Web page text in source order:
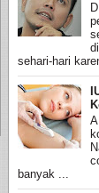
sehari-hari
banyak ...